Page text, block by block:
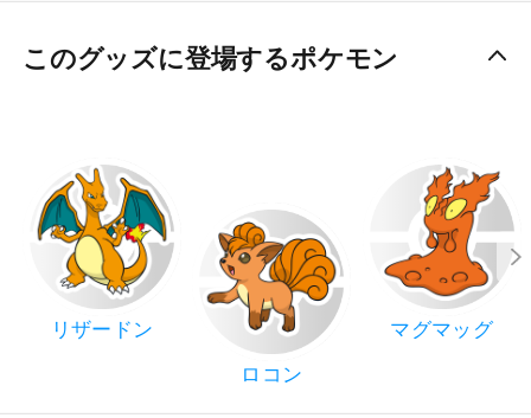
このグッズに登場するポケモン
リザードン
ロコン
マグマッグ